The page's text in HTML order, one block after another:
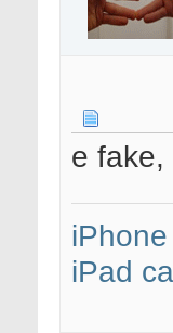
e fake,
iPad